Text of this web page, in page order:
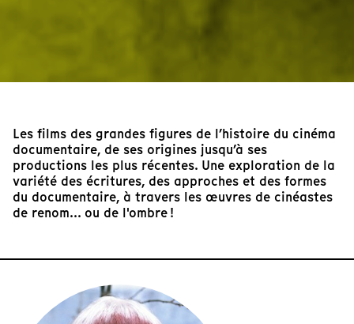
Les films des grandes figures de l’histoire du cinéma
documentaire, de ses origines jusqu’à ses
productions les plus récentes. Une exploration de la
variété des écritures, des approches et des formes
du documentaire, à travers les œuvres de cinéastes
de renom... ou de l'ombre !